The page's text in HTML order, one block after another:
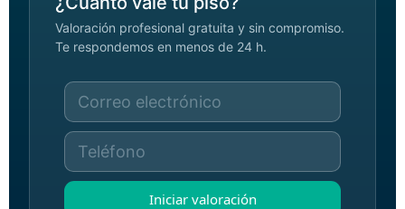
Valoración profesional gratuita y sin compromiso.
Te respondemos en menos de 24 h.
Iniciar valoración